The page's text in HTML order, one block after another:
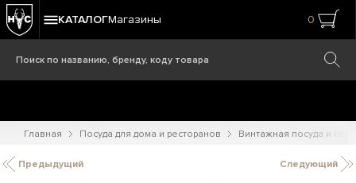
КАТАЛОГМагазины 0
Главная Посуда для дома и ресторанов Винтажная посуда и
Предыдущий Следующий